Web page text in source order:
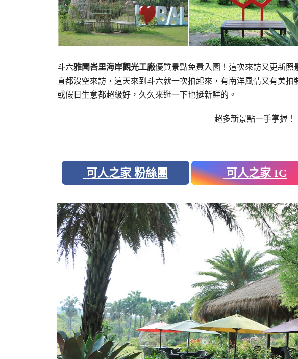
斗六雅聞峇里海岸觀光工廠優質景點免費入園！這次來訪又更新
直都沒空來訪，這天來到斗六就一次拍起來，有南洋風情又有美拍
或假日生意都超級好，久久來逛一下也挺新鮮的。
超多新景點一手掌握！
可人之家 粉絲團 可人之家 IG